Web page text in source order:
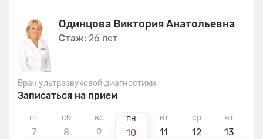
Одинцова Виктория Анатольевна
Стаж: 26 лет
Врач ультразвуковой диагностики
Записаться на прием
пт
7
сб
8
вс
9
пн
10
вт
11
ср
12
чт
13